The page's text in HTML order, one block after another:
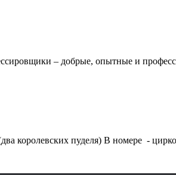
– добрые, опытные и
королевских пуделя) В номере -